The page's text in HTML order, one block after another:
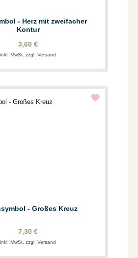
- Herz mit zweifacher
Kontur
3,60 €
inkl. MwSt. zzgl. Versand
- Großes Kreuz
7,30 €
inkl. MwSt. zzgl. Versand